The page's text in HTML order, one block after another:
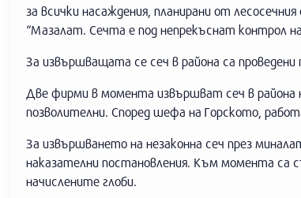
за всички насаждения, планирани от
“Мазалат. Сечта е под непрекъснат контрол
За извършващата се сеч в района са
Две фирми в момента извършват сеч в
позволителни. Според шефа на Горското,
За извършването на незаконна сеч през
наказателни постановления. Към момента са
начислените глоби.